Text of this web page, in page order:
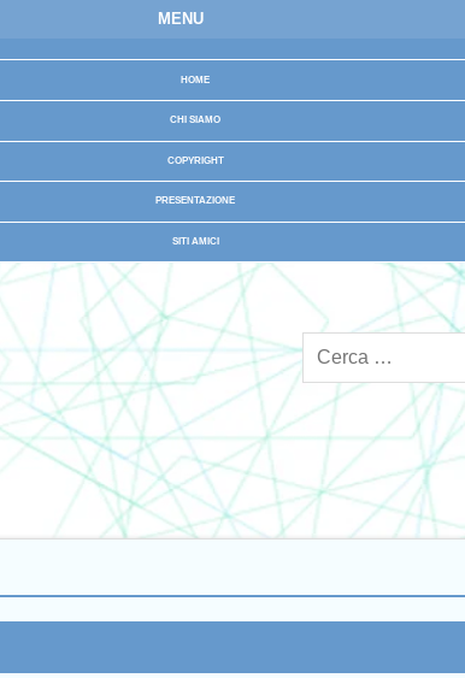
MENU
HOME
CHI SIAMO
COPYRIGHT
PRESENTAZIONE
SITI AMICI